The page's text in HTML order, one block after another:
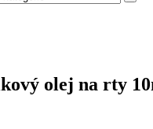
olej na rty